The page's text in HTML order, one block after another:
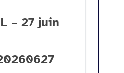
– 27 juin